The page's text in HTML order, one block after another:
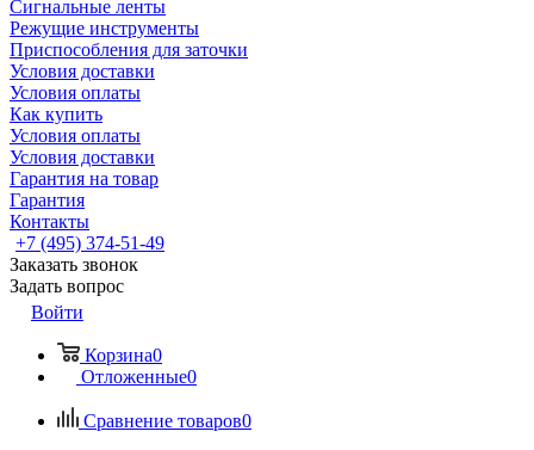
Сигнальные ленты
Режущие инструменты
Приспособления для заточки
Условия доставки
Условия оплаты
Как купить
Условия оплаты
Условия доставки
Гарантия на товар
Гарантия
Контакты
+7 (495) 374-51-49
Заказать звонок
Задать вопрос
Войти
Корзина0
Отложенные0
Сравнение товаров0